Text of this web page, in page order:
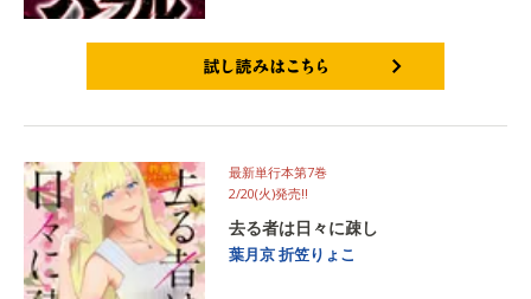
最新単行本第7巻
2/20(火)発売‼
去る者は日々に疎し
葉月京折笠りょこ